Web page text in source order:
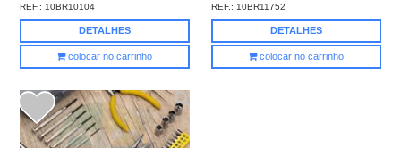
REF.: 10BR10104
DETALHES
colocar no carrinho
REF.: 10BR11752
DETALHES
colocar no carrinho